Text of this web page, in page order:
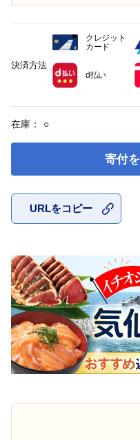
在庫： ○
寄付
URLをコピー
決済方法
クレジット
カード
d払い